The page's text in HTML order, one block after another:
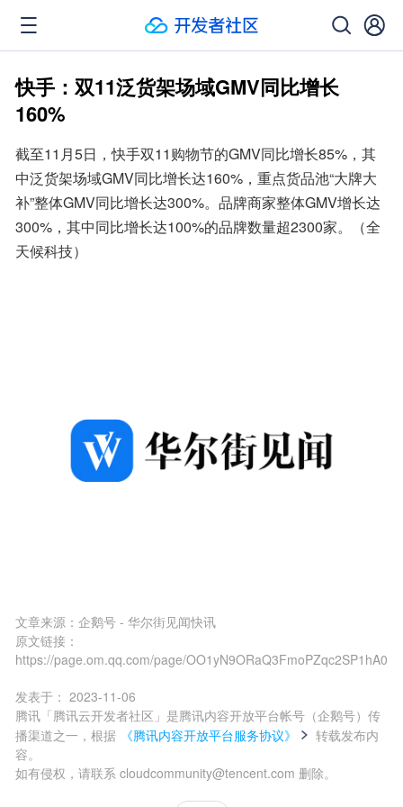
快手：双11泛货架场域GMV同比增长
160%
截至11月5日，快手双11购物节的GMV同比增长85%，其
中泛货架场域GMV同比增长达160%，重点货品池“大牌大
补”整体GMV同比增长达300%。品牌商家整体GMV增长达
300%，其中同比增长达100%的品牌数量超2300家。（全
天候科技）
文章来源： 企鹅号 - 华尔街见闻快讯
原文链接：
https://page.om.qq.com/page/OO1yN9ORaQ3FmoPZqc2SP1hA0
发表于： 2023-11-06
腾讯「腾讯云开发者社区」是腾讯内容开放平台帐号（企鹅号）传
播渠道之一，根据
《腾讯内容开放平台服务协议》
转载发布内
容。
如有侵权，请联系 cloudcommunity@tencent.com 删除。